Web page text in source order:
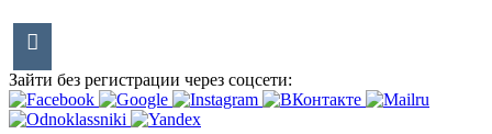
Зайти без регистрации через соцсети: